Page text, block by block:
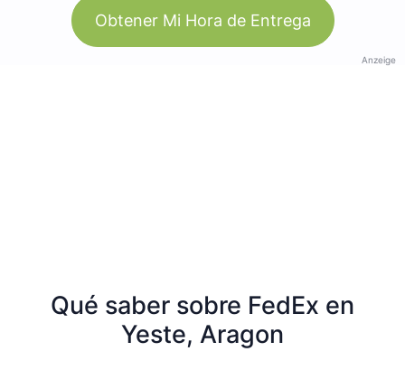
Obtener Mi Hora de Entrega
Anzeige
Qué saber sobre FedEx en
Yeste, Aragon